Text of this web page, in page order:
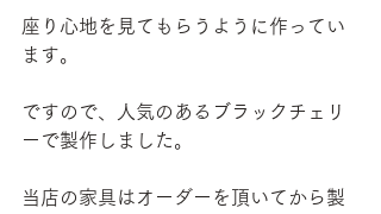
座り心地を見てもらうように作ってい
ます。
ですので、人気のあるブラックチェリ
ーで製作しました。
当店の家具はオーダーを頂いてから製